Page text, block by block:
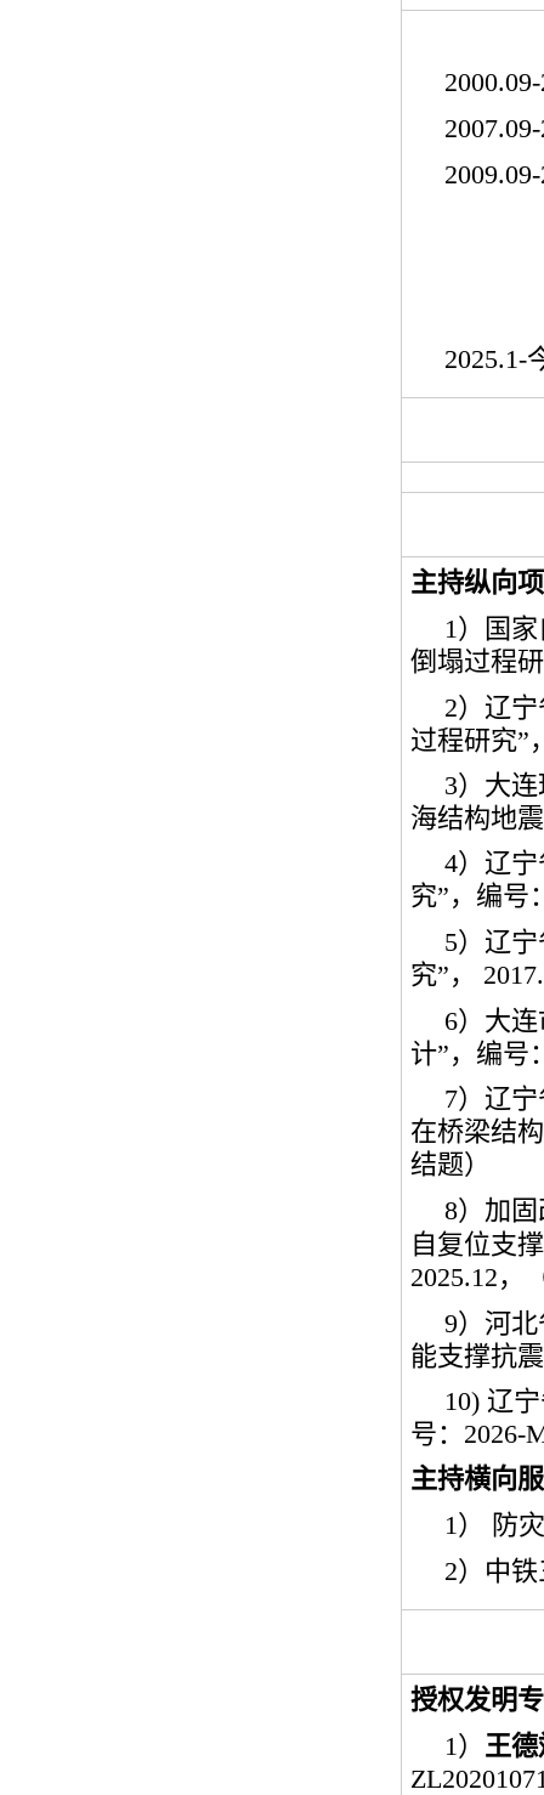
2025.1-
主持纵向
1）国
倒塌过程
2）辽
过程研究”
3）大
海结构地
4）辽
究”，编号
5）辽
究”，
6）大
计”，编号
7）辽
在桥梁结
结题）
8） 加
自复位支
2025.12，
9）河
能支撑抗
10) 辽
号： 2026-
主持横向
1）
防
2）中
授权发明
1） 王德